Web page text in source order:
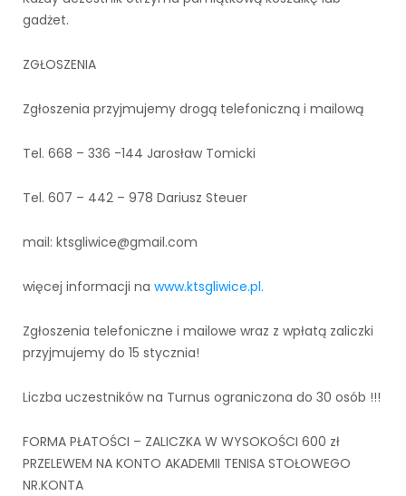
gadżet.
ZGŁOSZENIA
Zgłoszenia przyjmujemy drogą telefoniczną i mailową
Tel. 668 – 336 -144 Jarosław Tomicki
Tel. 607 – 442 – 978 Dariusz Steuer
mail: ktsgliwice@gmail.com
więcej informacji na www.ktsgliwice.pl.
Zgłoszenia telefoniczne i mailowe wraz z wpłatą zaliczki
przyjmujemy do 15 stycznia!
Liczba uczestników na Turnus ograniczona do 30 osób !!!
FORMA PŁATOŚCI – ZALICZKA W WYSOKOŚCI 600 zł
PRZELEWEM NA KONTO AKADEMII TENISA STOŁOWEGO
NR.KONTA